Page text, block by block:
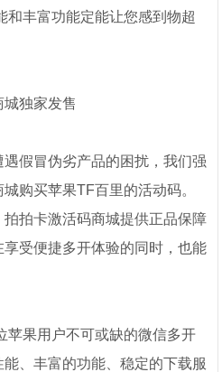
和丰富功能定能让您感到物超
独家发售
假冒伪劣产品的困扰，我们强
购买苹果TF百里的活动码。
拍卡激活码商城提供正品保障
受便捷多开体验的同时，也能
苹果用户不可或缺的微信多开
、丰富的功能、稳定的下载服